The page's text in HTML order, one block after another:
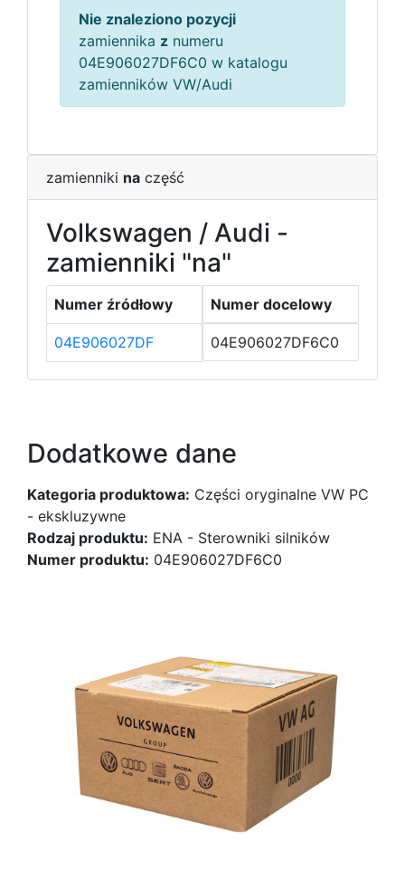
Nie znaleziono pozycji
zamiennika z numeru
04E906027DF6C0 w katalogu
zamienników VW/Audi
zamienniki na część
Volkswagen / Audi -
zamienniki "na"
Numer źródłowy Numer docelowy
04E906027DF 04E906027DF6C0
Dodatkowe dane
Kategoria produktowa: Części oryginalne VW PC
- ekskluzywne
Rodzaj produktu: ENA - Sterowniki silników
Numer produktu: 04E906027DF6C0